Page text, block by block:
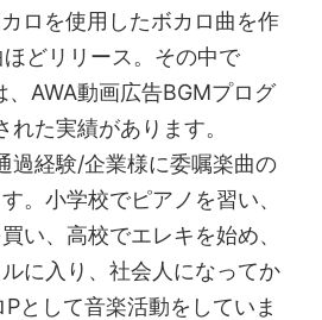
ロを使用したボカロ曲を作
どリリース。その中で
AWA動画広告BGMプログ
れた実績があります。
過経験/企業様に委嘱楽曲の
。小学校でピアノを習い、
い、高校でエレキを始め、
に入り、社会人になってか
として音楽活動をしていま